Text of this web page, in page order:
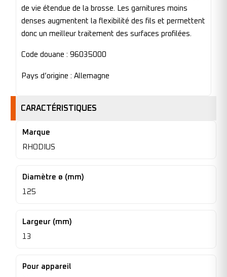
de vie étendue de la brosse. Les garnitures moins
denses augmentent la flexibilité des fils et permettent
donc un meilleur traitement des surfaces profilées.
Code douane : 96035000
Pays d’origine : Allemagne
CARACTÉRISTIQUES
Marque
RHODIUS
Diamètre ø (mm)
125
Largeur (mm)
13
Pour appareil